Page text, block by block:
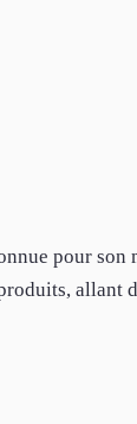
pour son
allant